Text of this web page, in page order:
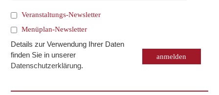
Veranstaltungs-Newsletter
Menüplan-Newsletter
Details zur Verwendung Ihrer Daten
finden Sie in unserer
Datenschutzerklärung.